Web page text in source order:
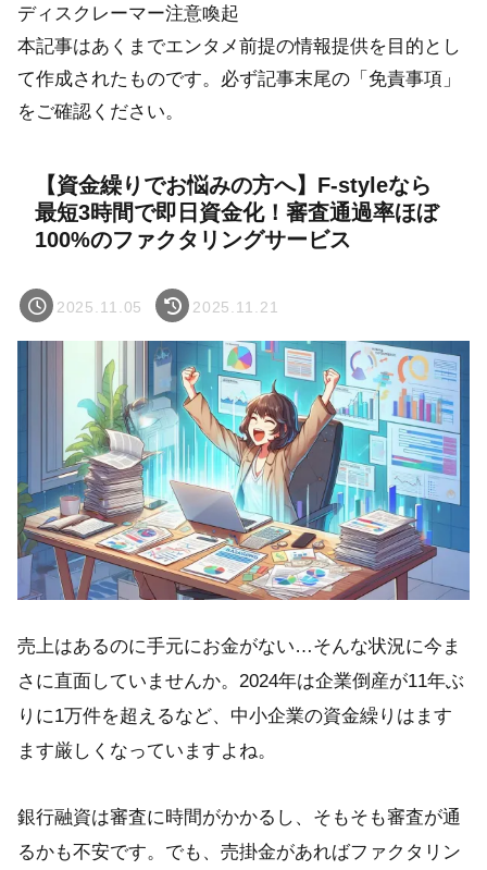
ディスクレーマー注意喚起
本記事はあくまでエンタメ前提の情報提供を目的とし
て作成されたものです。必ず記事末尾の「免責事項」
をご確認ください。
【資金繰りでお悩みの方へ】F-styleなら
最短3時間で即日資金化！審査通過率ほぼ
100%のファクタリングサービス
2025.11.05 2025.11.21
売上はあるのに手元にお金がない…そんな状況に今ま
さに直面していませんか。2024年は企業倒産が11年ぶ
りに1万件を超えるなど、中小企業の資金繰りはます
ます厳しくなっていますよね。
銀行融資は審査に時間がかかるし、そもそも審査が通
るかも不安です。でも、売掛金があればファクタリン